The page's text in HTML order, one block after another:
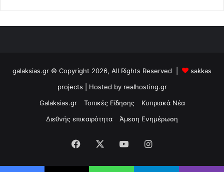
galaksias.gr © Copyright 2026, All Rights Reserved |
sakkas
projects | Hosted by realhosting.gr
Galaksias.gr
Τοπικές Είδησης
Κυπριακά Νέα
Διεθνής επικαιρότητα
Άμεση Ενημέρωση
Facebook YouTubeInstagram